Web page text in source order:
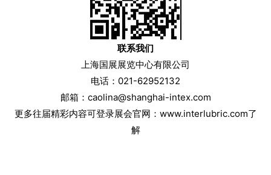
联系我们
上海国展展览中心有限公司
电话：021-62952132
邮箱：caolina@shanghai-intex.com
更多往届精彩内容可登录展会官网：www.interlubric.com了
解